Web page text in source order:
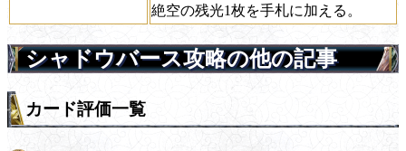
絶空の残光1枚を手札に加える。
シャドウバース攻略の他の記事
カード評価一覧